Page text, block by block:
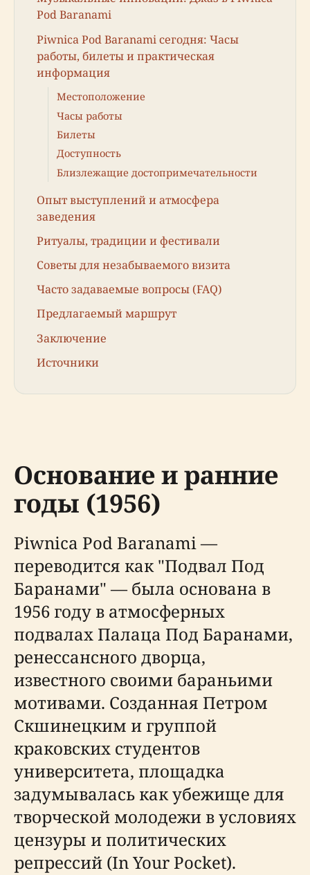
Pod Baranami
Piwnica Pod Baranami сегодня: Часы
работы, билеты и практическая
информация
Местоположение
Часы работы
Билеты
Доступность
Близлежащие достопримечательности
Опыт выступлений и атмосфера
заведения
Ритуалы, традиции и фестивали
Советы для незабываемого визита
Часто задаваемые вопросы (FAQ)
Предлагаемый маршрут
Заключение
Источники
Основание и ранние
годы (1956)
Piwnica Pod Baranami —
переводится как "Подвал Под
Баранами" — была основана в
1956 году в атмосферных
подвалах Палаца Под Баранами,
ренессансного дворца,
известного своими бараньими
мотивами. Созданная Петром
Скшинецким и группой
краковских студентов
университета, площадка
задумывалась как убежище для
творческой молодежи в условиях
цензуры и политических
репрессий (In Your Pocket).